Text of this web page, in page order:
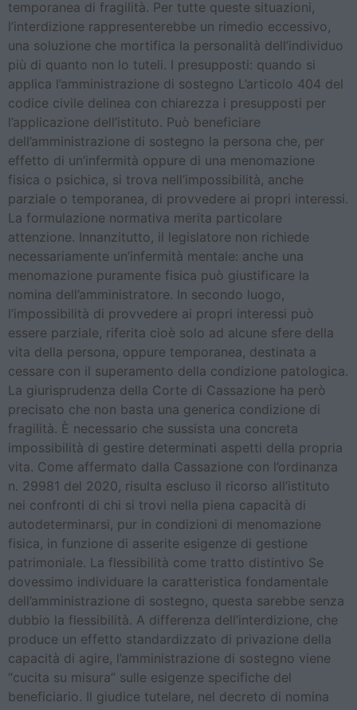
temporanea di fragilità. Per tutte queste situazioni,
l’interdizione rappresenterebbe un rimedio eccessivo,
una soluzione che mortifica la personalità dell’individuo
più di quanto non lo tuteli. I presupposti: quando si
applica l’amministrazione di sostegno L’articolo 404 del
codice civile delinea con chiarezza i presupposti per
l’applicazione dell’istituto. Può beneficiare
dell’amministrazione di sostegno la persona che, per
effetto di un’infermità oppure di una menomazione
fisica o psichica, si trova nell’impossibilità, anche
parziale o temporanea, di provvedere ai propri interessi.
La formulazione normativa merita particolare
attenzione. Innanzitutto, il legislatore non richiede
necessariamente un’infermità mentale: anche una
menomazione puramente fisica può giustificare la
nomina dell’amministratore. In secondo luogo,
l’impossibilità di provvedere ai propri interessi può
essere parziale, riferita cioè solo ad alcune sfere della
vita della persona, oppure temporanea, destinata a
cessare con il superamento della condizione patologica.
La giurisprudenza della Corte di Cassazione ha però
precisato che non basta una generica condizione di
fragilità. È necessario che sussista una concreta
impossibilità di gestire determinati aspetti della propria
vita. Come affermato dalla Cassazione con l’ordinanza
n. 29981 del 2020, risulta escluso il ricorso all’istituto
nei confronti di chi si trovi nella piena capacità di
autodeterminarsi, pur in condizioni di menomazione
fisica, in funzione di asserite esigenze di gestione
patrimoniale. La flessibilità come tratto distintivo Se
dovessimo individuare la caratteristica fondamentale
dell’amministrazione di sostegno, questa sarebbe senza
dubbio la flessibilità. A differenza dell’interdizione, che
produce un effetto standardizzato di privazione della
capacità di agire, l’amministrazione di sostegno viene
“cucita su misura” sulle esigenze specifiche del
beneficiario. Il giudice tutelare, nel decreto di nomina